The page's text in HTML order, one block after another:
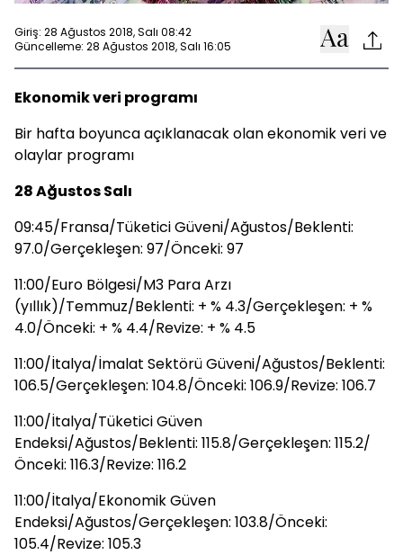
Giriş: 28 Ağustos 2018, Salı 08:42
Güncelleme: 28 Ağustos 2018, Salı 16:05
Ekonomik veri programı
Bir hafta boyunca açıklanacak olan ekonomik veri ve
olaylar programı
28 Ağustos Salı
09:45/Fransa/Tüketici Güveni/Ağustos/Beklenti:
97.0/Gerçekleşen: 97/Önceki: 97
11:00/Euro Bölgesi/M3 Para Arzı
(yıllık)/Temmuz/Beklenti: + % 4.3/Gerçekleşen: + %
4.0/Önceki: + % 4.4/Revize: + % 4.5
11:00/İtalya/İmalat Sektörü Güveni/Ağustos/Beklenti:
106.5/Gerçekleşen: 104.8/Önceki: 106.9/Revize: 106.7
11:00/İtalya/Tüketici Güven
Endeksi/Ağustos/Beklenti: 115.8/Gerçekleşen: 115.2/
Önceki: 116.3/Revize: 116.2
11:00/İtalya/Ekonomik Güven
Endeksi/Ağustos/Gerçekleşen: 103.8/Önceki:
105.4/Revize: 105.3